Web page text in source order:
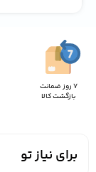
7 روز ضمانت
بازگشت کالا
برای نیاز تو